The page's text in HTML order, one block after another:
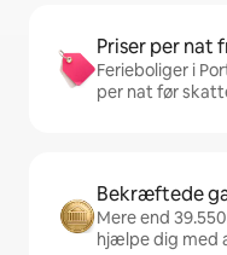
Priser per nat
Ferieboliger i
per nat før
Bekræftede
Mere end
hjælpe dig med